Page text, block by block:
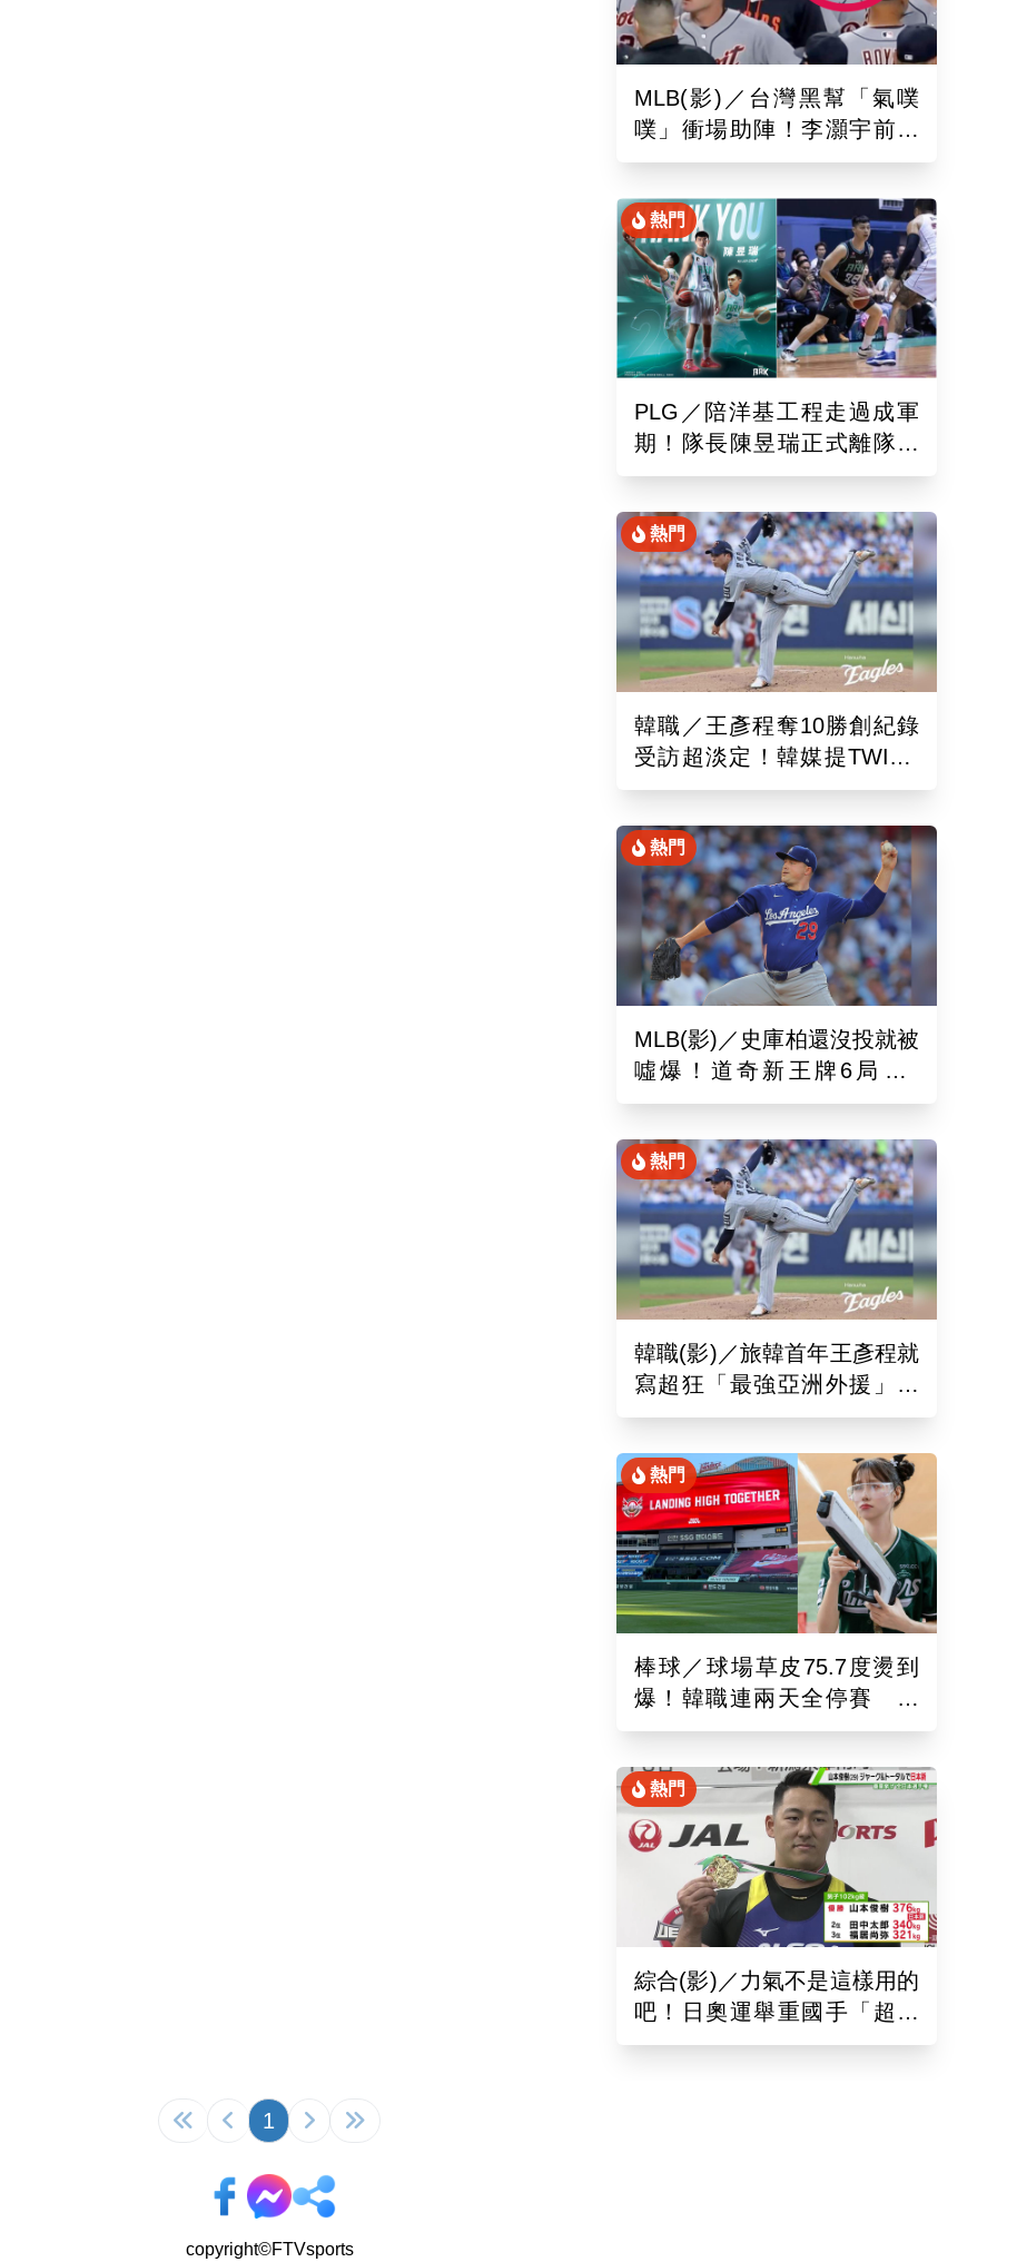
MLB(影)／台灣黑幫「氣噗
噗」衝場助陣！李灝宇前輩
遭觸身球「引爆大場面」
熱門
PLG／陪洋基工程走過成軍
期！隊長陳昱瑞正式離隊
球團：感謝全力付出與貢獻
熱門
韓職／王彥程奪10勝創紀錄
受訪超淡定！韓媒提TWICE
娜璉笑開懷網友全笑翻
熱門
MLB(影)／史庫柏還沒投就被
噓爆！道奇新王牌6局失2
分 交易後首秀吞第六敗
熱門
韓職(影)／旅韓首年王彥程就
寫超狂「最強亞洲外援」紀
錄！6局飆7K奪單季第10勝
熱門
棒球／球場草皮75.7度燙到
爆！韓職連兩天全停賽 工
作人員、球迷頻傳熱傷害
熱門
綜合(影)／力氣不是這樣用的
吧！日奧運舉重國手「超商
偷雞蛋」被活逮把店員推到
1
copyright©FTVsports